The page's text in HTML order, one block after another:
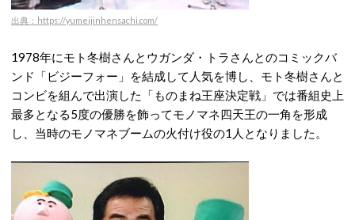
出典：https://yumeijinhensachi.com/
1978年にモト冬樹さんとウガンダ・トラさんとのコミックバ
ンド「ビジーフォー」を結成して人気を博し、モト冬樹さんと
コンビを組んで出演した「ものまね王座決定戦」では番組史上
最多となる5度の優勝を飾ってモノマネ四天王の一角を形成
し、当時のモノマネブームの火付け役の1人となりました。